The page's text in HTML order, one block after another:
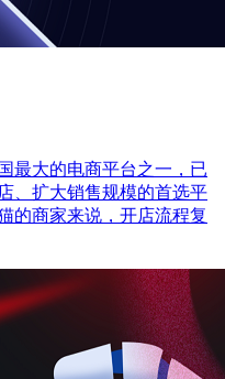
最大的电商平台之一，已
、扩大销售规模的首选平
的商家来说，开店流程复